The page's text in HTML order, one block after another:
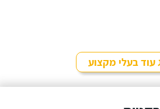
עוד בעלי מקצוע